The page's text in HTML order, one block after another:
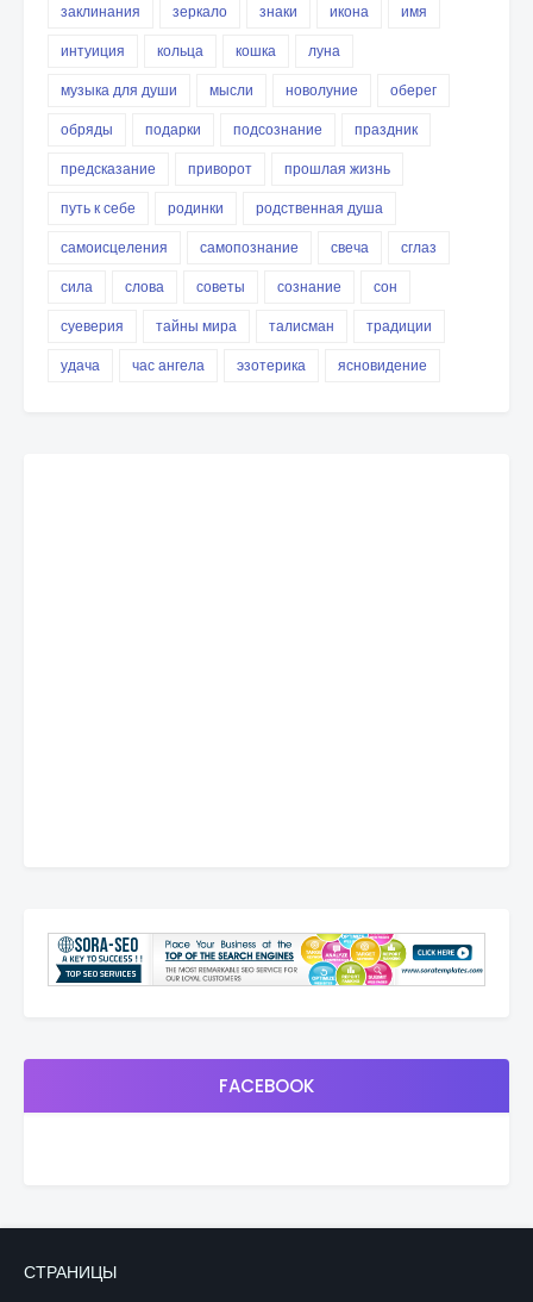
заклинания
зеркало знаки икона
имя
интуиция
кольца кошка
луна
музыка для души
мысли новолуние
оберег
обряды
подарки подсознание
праздник
предсказание
приворот
прошлая жизнь
путь к себе
родинки
родственная душа
самоисцеления
самопознание свеча
сглаз
сила
слова советы сознание
сон
суеверия
тайны мира талисман
традиции
удача
час ангела эзотерика ясновидение
FACEBOOK
СТРАНИЦЫ